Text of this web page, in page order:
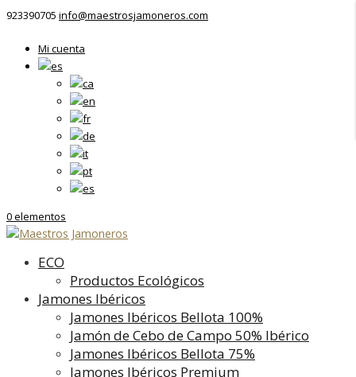
923390705 info@maestrosjamoneros.com
Mi cuenta
0 elementos
ECO
Productos Ecológicos
Jamones Ibéricos
Jamones Ibéricos Bellota 100%
Jamón de Cebo de Campo 50% Ibérico
Jamones Ibéricos Bellota 75%
Jamones Ibéricos Premium